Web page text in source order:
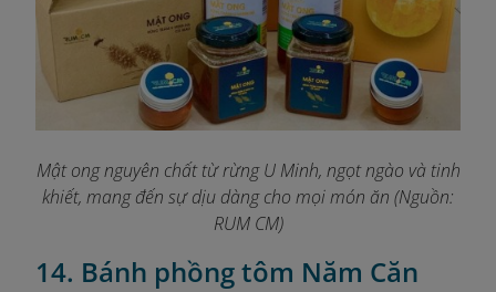
Mật ong nguyên chất từ rừng U Minh, ngọt ngào và tinh
khiết, mang đến sự dịu dàng cho mọi món ăn (Nguồn:
RUM CM)
14. Bánh phồng tôm Năm Căn